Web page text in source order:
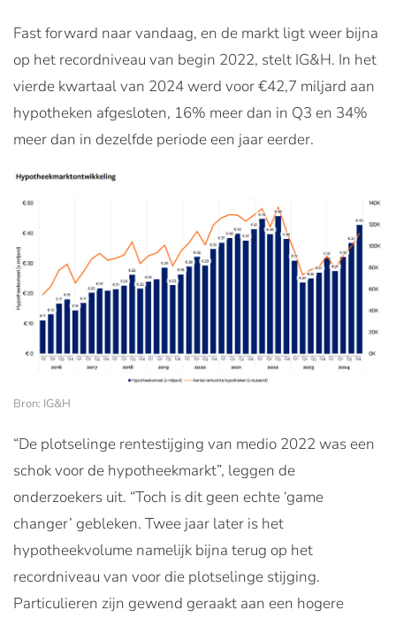
Fast forward naar vandaag, en de markt ligt weer bijna
op het recordniveau van begin 2022, stelt IG&H. In het
vierde kwartaal van 2024 werd voor €42,7 miljard aan
hypotheken afgesloten, 16% meer dan in Q3 en 34%
meer dan in dezelfde periode een jaar eerder.
Bron: IG&H
“De plotselinge rentestijging van medio 2022 was een
schok voor de hypotheekmarkt”, leggen de
onderzoekers uit. “Toch is dit geen echte ‘game
changer’ gebleken. Twee jaar later is het
hypotheekvolume namelijk bijna terug op het
recordniveau van voor die plotselinge stijging.
Particulieren zijn gewend geraakt aan een hogere